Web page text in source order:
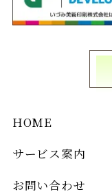
HOME
サービス案内
お問い合わせ